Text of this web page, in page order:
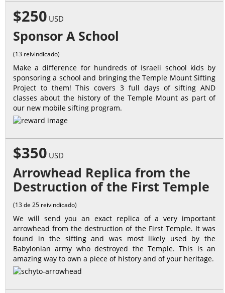
$250 USD
Sponsor A School
(13 reivindicado)
Make a difference for hundreds of Israeli school kids by
sponsoring a school and bringing the Temple Mount Sifting
Project to them! This covers 3 full days of sifting AND
classes about the history of the Temple Mount as part of
our new mobile sifting program.
$350 USD
Arrowhead Replica from the
Destruction of the First Temple
(13 de 25 reivindicado)
We will send you an exact replica of a very important
arrowhead from the destruction of the First Temple. It was
found in the sifting and was most likely used by the
Babylonian army who destroyed the Temple. This is an
amazing way to own a piece of history and of your heritage.